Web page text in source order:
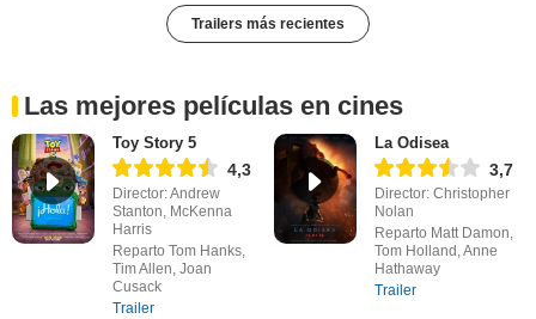
Trailers más recientes
Las mejores películas en cines
Toy Story 5
4,3
Director: Andrew
Stanton, McKenna
Harris
Reparto Tom Hanks,
Tim Allen, Joan
Cusack
Trailer
La Odisea
3,7
Director: Christopher
Nolan
Reparto Matt Damon,
Tom Holland, Anne
Hathaway
Trailer